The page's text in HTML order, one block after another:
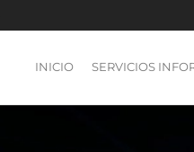
INICIO SERVICIOS